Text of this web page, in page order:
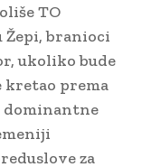
TO
Žepi, branioci
ukoliko bude
kretao prema
dominantne
za